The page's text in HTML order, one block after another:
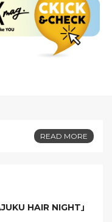
READ MORE
HAIR NIGHT」